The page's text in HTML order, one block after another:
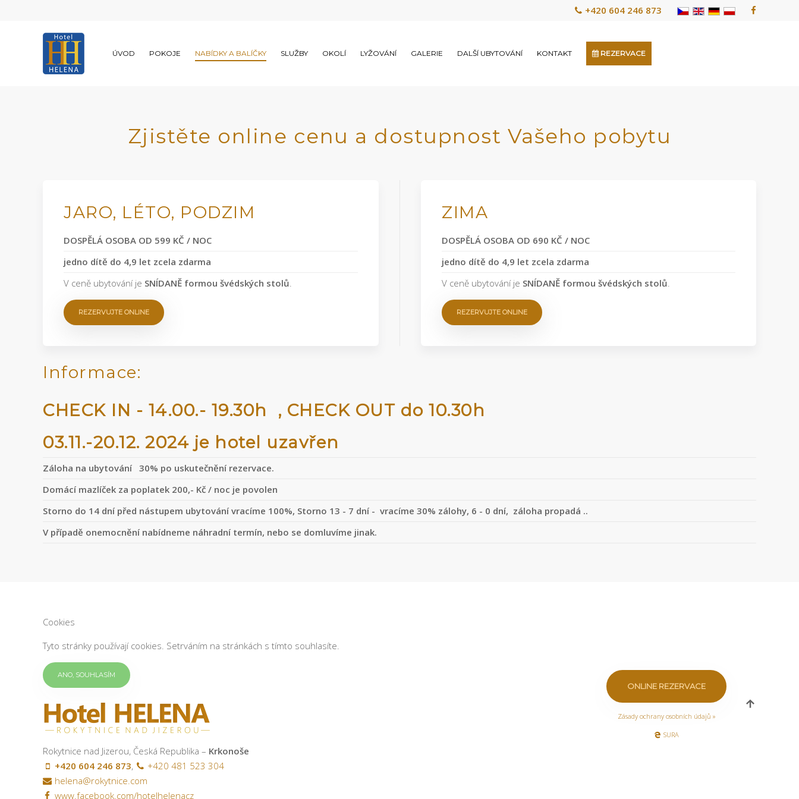
+420 604 246 873
ÚVOD POKOJE NABÍDKY A BALÍČKY SLUŽBY OKOLÍ LYŽOVÁNÍ GALERIE DALŠÍ UBYTOVÁNÍ KONTAKT REZERVACE
Zjistěte online cenu a dostupnost Vašeho pobytu
JARO, LÉTO, PODZIM
DOSPĚLÁ OSOBA OD 599 KČ / NOC
jedno dítě do 4,9 let zcela zdarma
V ceně ubytování je SNÍDANĚ formou švédských stolů.
REZERVUJTE ONLINE
ZIMA
DOSPĚLÁ OSOBA OD 690 KČ / NOC
jedno dítě do 4,9 let zcela zdarma
V ceně ubytování je SNÍDANĚ formou švédských stolů.
REZERVUJTE ONLINE
Informace:
CHECK IN - 14.00.- 19.30h , CHECK OUT do 10.30h
03.11.-20.12. 2024 je hotel uzavřen
Záloha na ubytování 30% po uskutečnění rezervace.
Domácí mazlíček za poplatek 200,- Kč / noc je povolen
Storno do 14 dní před nástupem ubytování vracíme 100%, Storno 13 - 7 dní - vracíme 30% zálohy, 6 - 0 dní, záloha propadá ..
V případě onemocnění nabídneme náhradní termín, nebo se domluvíme jinak.
Cookies
Tyto stránky používají cookies. Setrváním na stránkách s tímto souhlasíte.
ANO, SOUHLASÍM
Rokytnice nad Jizerou, Česká Republika – Krkonoše
+420 604 246 873,
+420 481 523 304
helena@rokytnice.com
www.facebook.com/hotelhelenacz
ONLINE REZERVACE
Zásady ochrany osobních údajů »
SURA